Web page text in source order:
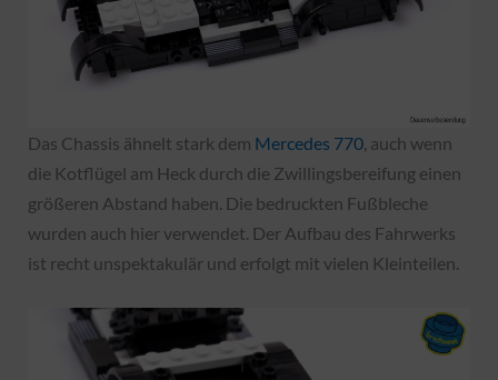
Das Chassis ähnelt stark dem Mercedes 770, auch wenn
die Kotflügel am Heck durch die Zwillingsbereifung einen
größeren Abstand haben. Die bedruckten Fußbleche
wurden auch hier verwendet. Der Aufbau des Fahrwerks
ist recht unspektakulär und erfolgt mit vielen Kleinteilen.